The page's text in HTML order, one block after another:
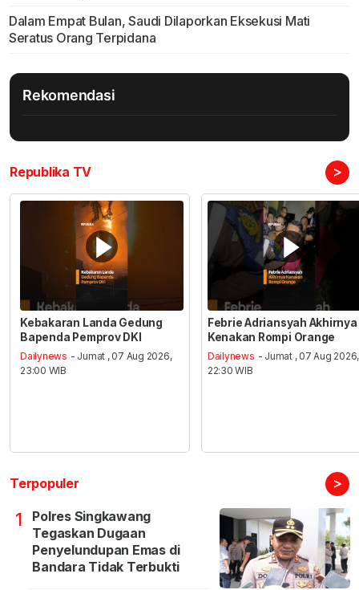
Dalam Empat Bulan, Saudi Dilaporkan Eksekusi Mati
Seratus Orang Terpidana
Rekomendasi
Republika TV >
Kebakaran Landa Gedung
Bapenda Pemprov DKI
Dailynews - Jumat , 07 Aug 2026,
23:00 WIB
Febrie Adriansyah Akhirnya
Kenakan Rompi Orange
Dailynews - Jumat , 07 Aug 2026,
22:30 WIB
Terpopuler >
1
Polres Singkawang
Tegaskan Dugaan
Penyelundupan Emas di
Bandara Tidak Terbukti